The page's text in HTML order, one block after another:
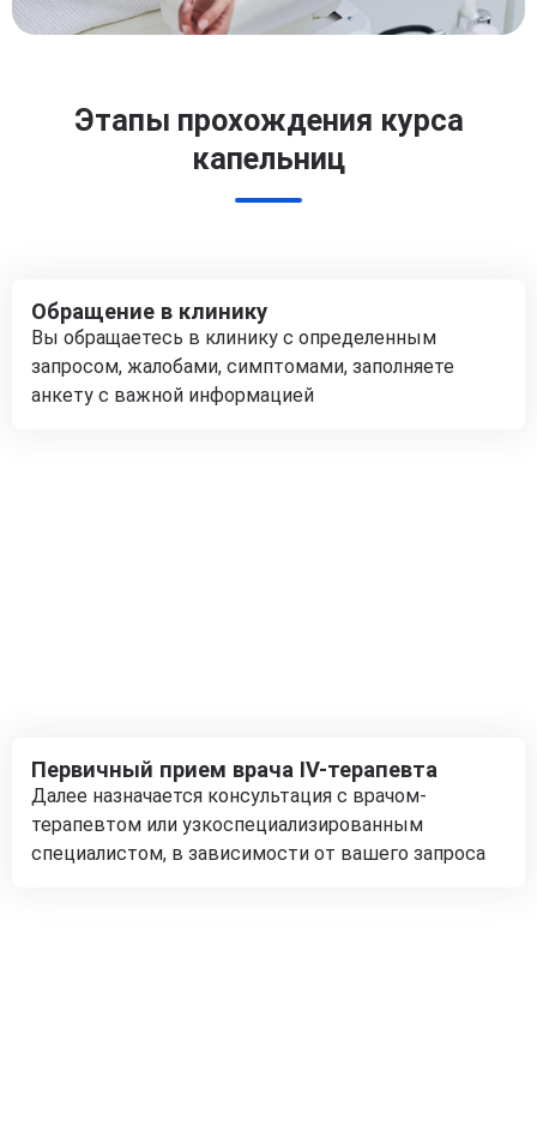
Этапы прохождения курса
капельниц
Обращение в клинику
Вы обращаетесь в клинику с определенным
запросом, жалобами, симптомами, заполняете
анкету с важной информацией
Первичный прием врача IV-терапевта
Далее назначается консультация с врачом-
терапевтом или узкоспециализированным
специалистом, в зависимости от вашего запроса